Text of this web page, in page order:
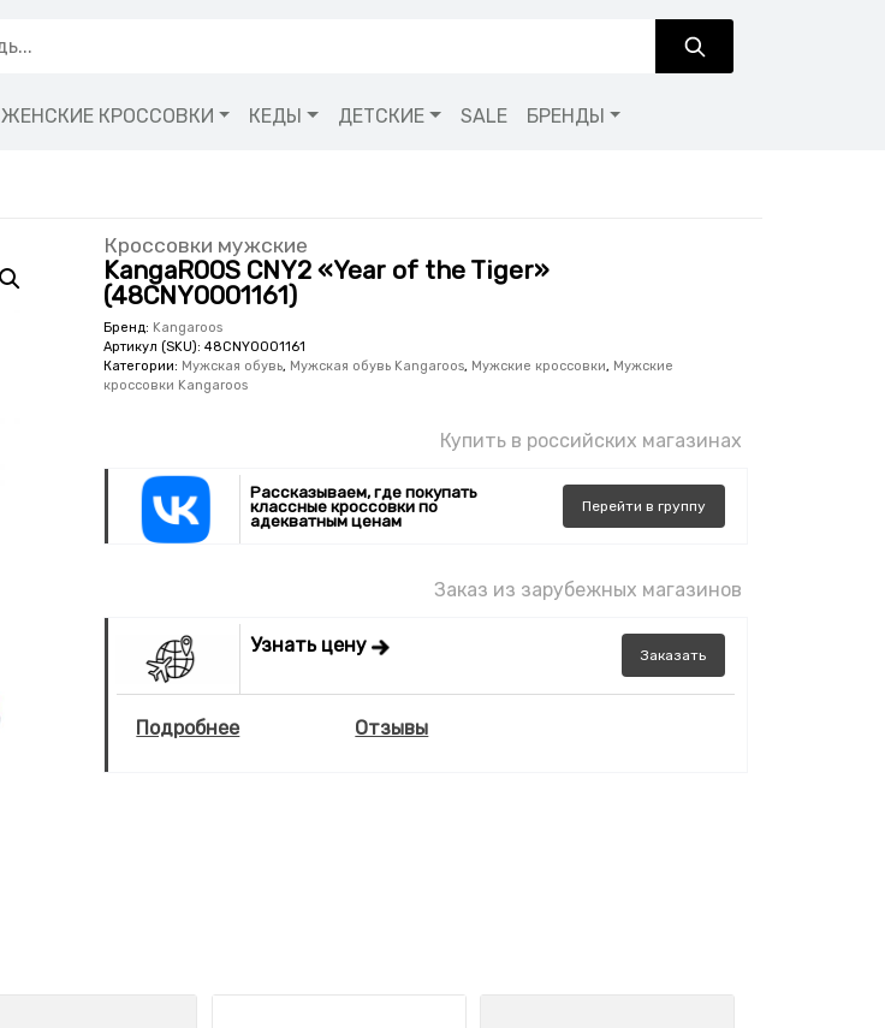
ЖЕНСКИЕ КРОССОВКИ КЕДЫ ДЕТСКИЕ SALE БРЕНДЫ
Кроссовки мужские
KangaROOS CNY2 «Year of the Tiger»
(48CNY0001161)
Бренд: Kangaroos
Артикул (SKU):48CNY0001161
Категории: Мужская обувь, Мужская обувь Kangaroos, Мужские кроссовки, Мужские
кроссовки Kangaroos
Купить в российских магазинах
Рассказываем, где покупать
классные кроссовки по
адекватным ценам
Перейти в группу
Заказ из зарубежных магазинов
Узнать цену Заказать
Подробнее Отзывы